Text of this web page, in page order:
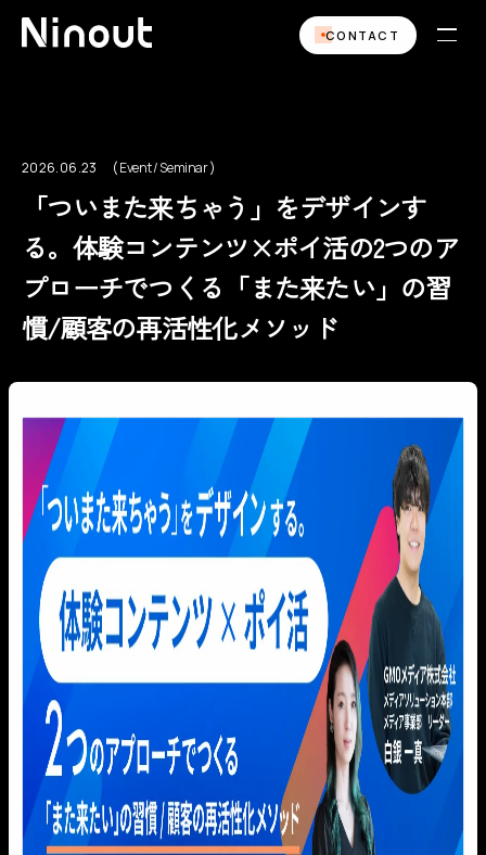
CONTACT
2026.06.23
Event / Seminar
「ついまた来ちゃう」をデザインす
る。体験コンテンツ×ポイ活の2つのア
プローチでつくる「また来たい」の習
慣/顧客の再活性化メソッド